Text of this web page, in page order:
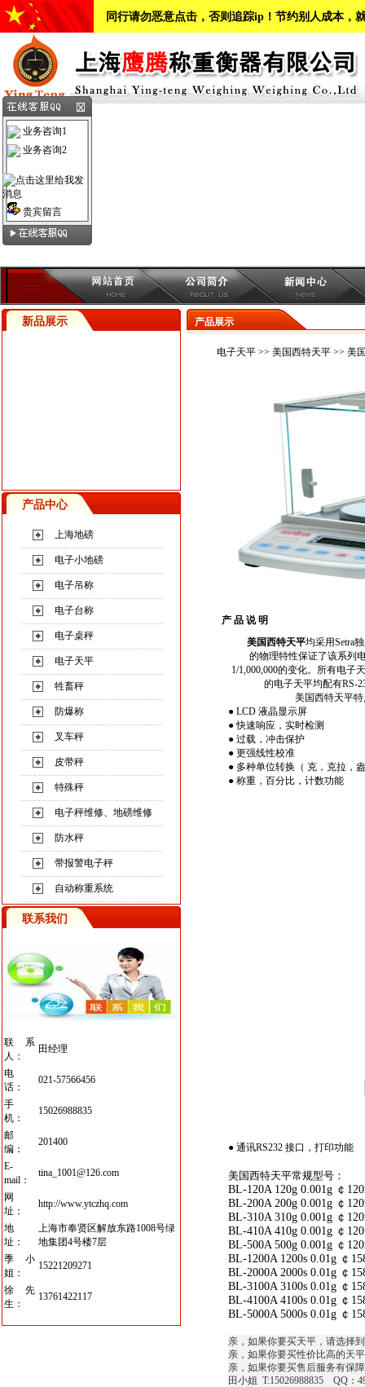
同行请勿恶意点击，否则追踪ip！节约别人成本，
新品展示
产品中心
上海地磅
电子小地磅
电子吊称
电子台称
电子桌秤
电子天平
牲畜秤
防爆称
叉车秤
皮带秤
特殊秤
电子秤维修、地磅维修
防水秤
带报警电子秤
自动称重系统
联系我们
联系
人：
田经理
电
话：
021-57566456
手
机：
15026988835
邮
编：
201400
E-
mail：
tina_1001@126.com
网
址：
http://www.ytczhq.com
地
址：
上海市奉贤区解放东路1008号绿
地集团4号楼7层
季小
姐：
15221209271
徐先
生：
13761422117
产品展示
电子天平>> 美国西特天平>> 美
产 品 说 明
美国西特天平均采用Setra
的物理特性保证了该系列
1/1,000,000的变化。所有电子
的电子天平均配有RS-
美国西特天平
● LCD 液晶显示屏
● 快速响应，实时检测
● 过载，冲击保护
● 更强线性校准
● 多种单位转换（ 克，克拉，
● 称重 ，百分比，计数功能
● 通讯RS232 接口，打印功能
美国西特天平常规型号：
BL-120A 120g 0.001g ￠
BL-200A 200g 0.001g ￠
BL-310A 310g 0.001g ￠
BL-410A 410g 0.001g ￠
BL-500A 500g 0.001g ￠
BL-1200A 1200s 0.01g ￠
BL-2000A 2000s 0.01g ￠
BL-3100A 3100s 0.01g ￠
BL-4100A 4100s 0.01g ￠
BL-5000A 5000s 0.01g ￠
亲，如果你要买天平，请选择到
亲，如果你要买性价比高的天
亲，如果你要买售后服务有保
田小姐 T:15026988835 QQ ：
业务咨询1
业务咨询2
贵宾留言